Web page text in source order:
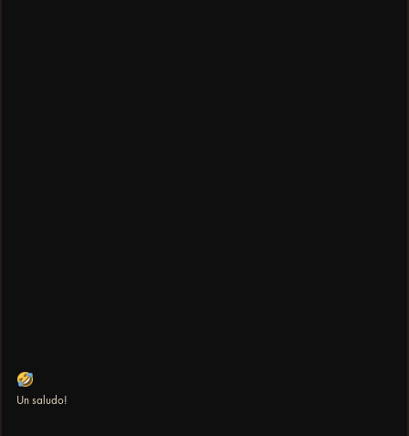
Un saludo!